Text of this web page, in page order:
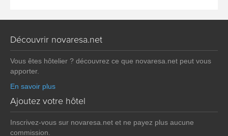
Découvrir novaresa.net
Vous êtes hôtelier ? découvrez ce que novaresa.net peut vous
apporter.
En savoir plus
Ajoutez votre hôtel
Inscrivez-vous sur novaresa.net et ne payez plus aucune
commission.